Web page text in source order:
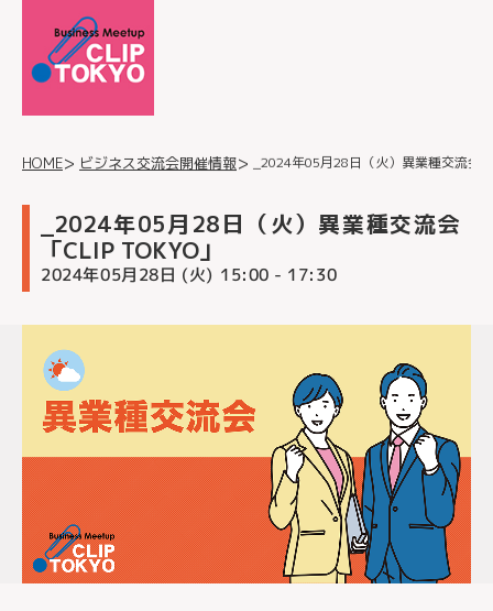
HOME ビジネス交流会開催情報 _2024年05月28日（火）異業種交流会
_2024年05月28日（火）異業種交流会
「CLIP TOKYO」
2024年05月28日 (火) 15:00 - 17:30